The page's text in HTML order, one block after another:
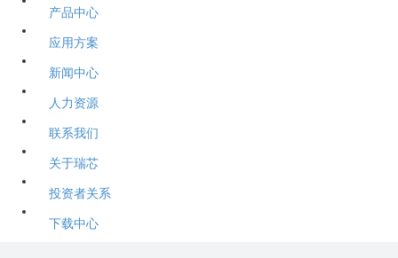
产品中心
应用方案
新闻中心
人力资源
联系我们
关于瑞芯
投资者关系
下载中心